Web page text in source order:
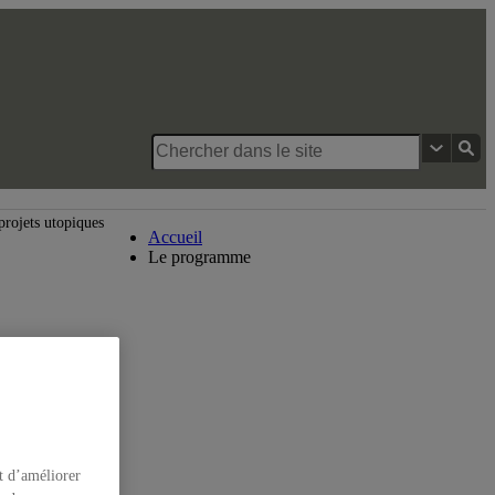
utopiques
Accueil
Le programme
d’améliorer